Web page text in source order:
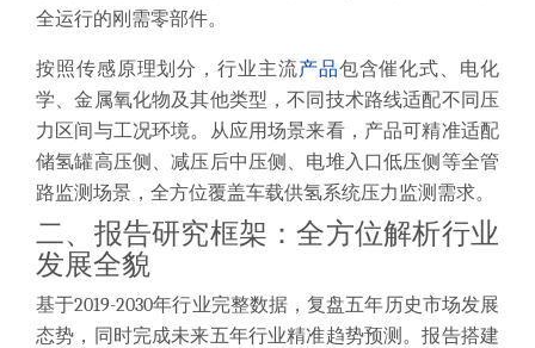
全运行的刚需零部件。
按照传感原理划分，行业主流产品包含催化式、电化
学、金属氧化物及其他类型，不同技术路线适配不同压
力区间与工况环境。从应用场景来看，产品可精准适配
储氢罐高压侧、减压后中压侧、电堆入口低压侧等全管
路监测场景，全方位覆盖车载供氢系统压力监测需求。
二、报告研究框架：全方位解析行业
发展全貌
基于2019-2030年行业完整数据，复盘五年历史市场发展
态势，同时完成未来五年行业精准趋势预测。报告搭建